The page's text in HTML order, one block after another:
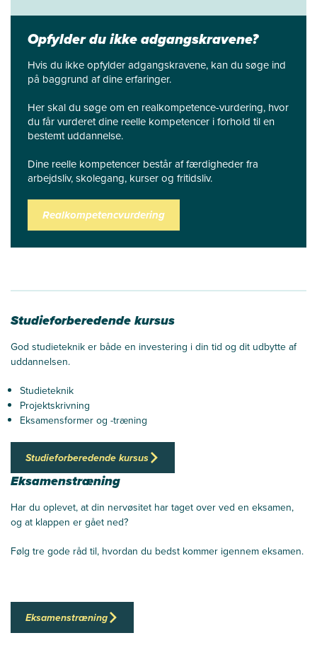
Opfylder du ikke adgangskravene?
Hvis du ikke opfylder adgangskravene, kan du søge ind
på baggrund af dine erfaringer.
Her skal du søge om en realkompetence-vurdering, hvor
du får vurderet dine reelle kompetencer i forhold til en
bestemt uddannelse.
Dine reelle kompetencer består af færdigheder fra
arbejdsliv, skolegang, kurser og fritidsliv.
Realkompetencvurdering
Studieforberedende kursus
God studieteknik er både en investering i din tid og dit udbytte af
uddannelsen.
Studieteknik
Projektskrivning
Eksamensformer og -træning
Studieforberedende kursus
Eksamenstræning
Har du oplevet, at din nervøsitet har taget over ved en eksamen,
og at klappen er gået ned?
Følg tre gode råd til, hvordan du bedst kommer igennem eksamen.
Eksamenstræning